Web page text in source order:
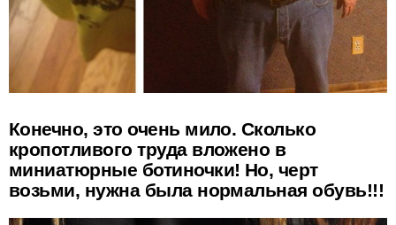
Конечно, это очень мило. Сколько
кропотливого труда вложено в
миниатюрные ботиночки! Но, черт
возьми, нужна была нормальная обувь!!!